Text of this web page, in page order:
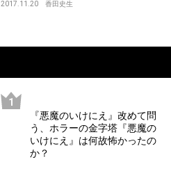
2017.11.20 香田史生
『悪魔のいけにえ』改めて問
う、ホラーの金字塔『悪魔の
いけにえ』は何故怖かったの
か？